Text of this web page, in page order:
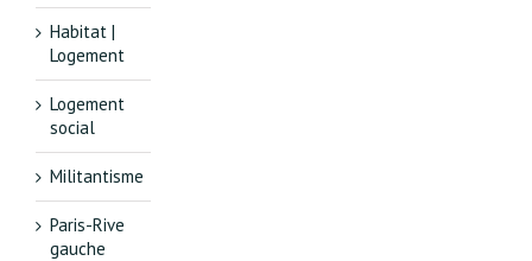
Habitat |
Logement
Logement
social
Militantisme
Paris-Rive
gauche